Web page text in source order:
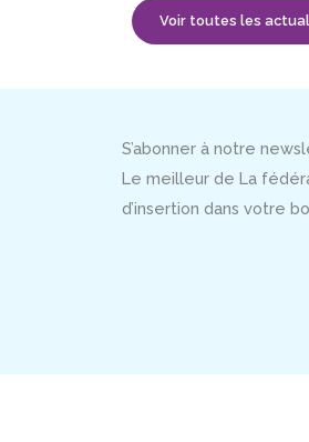
Voir toutes les
S’abonner à notre
Le meilleur de La
d’insertion dans votre